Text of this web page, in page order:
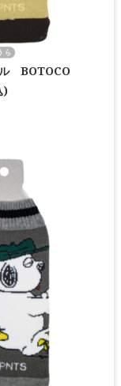
ル BOTOCO
)